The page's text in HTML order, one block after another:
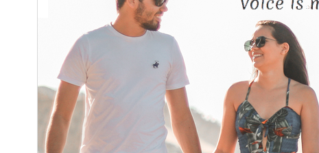
PHP نەشرى
ئۆرنەك باش بېتى